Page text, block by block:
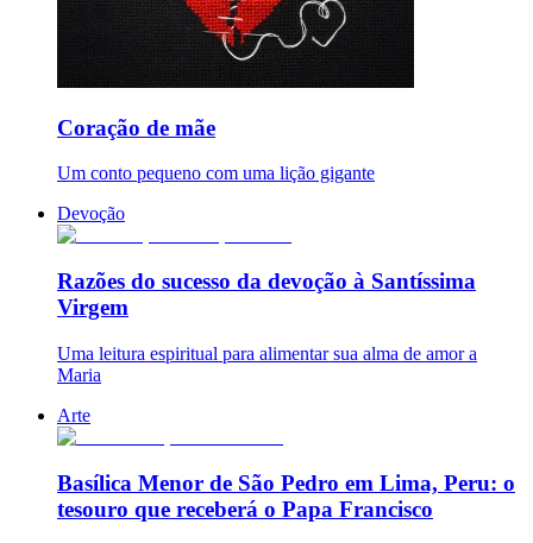
Coração de mãe
Um conto pequeno com uma lição gigante
Devoção
Razões do sucesso da devoção à Santíssima
Virgem
Uma leitura espiritual para alimentar sua alma de amor a
Maria
Arte
Basílica Menor de São Pedro em Lima, Peru: o
tesouro que receberá o Papa Francisco